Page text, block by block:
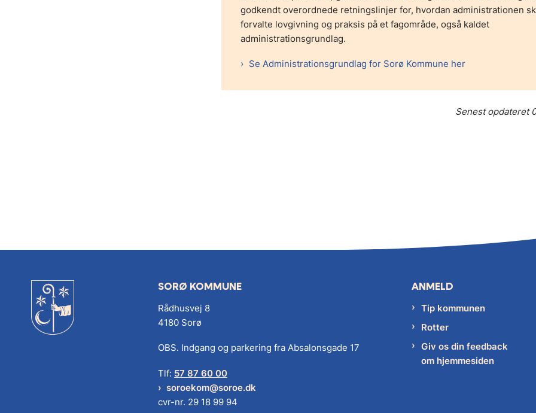
godkendt overordnede retningslinjer for, hvordan administrationen
forvalte lovgivning og praksis på et fagområde, også kaldet
administrationsgrundlag.
Se Administrationsgrundlag for Sorø Kommune her
Senest opdateret
SORØ KOMMUNE
Rådhusvej 8
4180 Sorø
OBS. Indgang og parkering fra Absalonsgade 17
Tlf: 57 87 60 00
soroekom@soroe.dk
cvr-nr. 29 18 99 94
ANMELD
Tip kommunen
Rotter
Giv os din feedback
om hjemmesiden